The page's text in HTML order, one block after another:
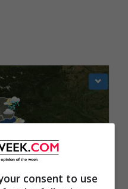
consent to use